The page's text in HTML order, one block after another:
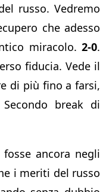
russo. Vedremo
che adesso
miracolo. 2-0.
fiducia. Vede il
di più fino a farsi,
break di
ancora negli
i meriti del russo